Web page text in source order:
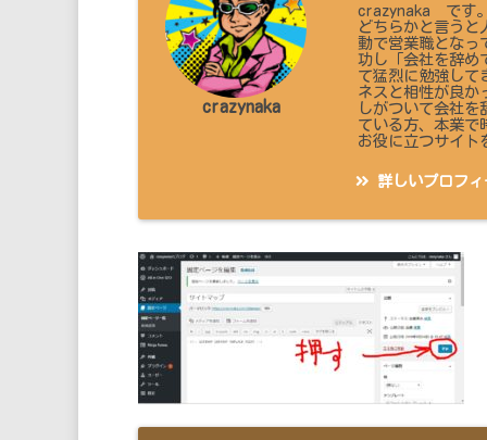
crazynaka
crazynaka です。
どちらかと言うと
動で営業職となっ
功し「会社を辞め
て猛烈に勉強して
ネスと相性が良か
しがついて会社
ている方、本業で
お役に立つサイト
詳しいプロフ